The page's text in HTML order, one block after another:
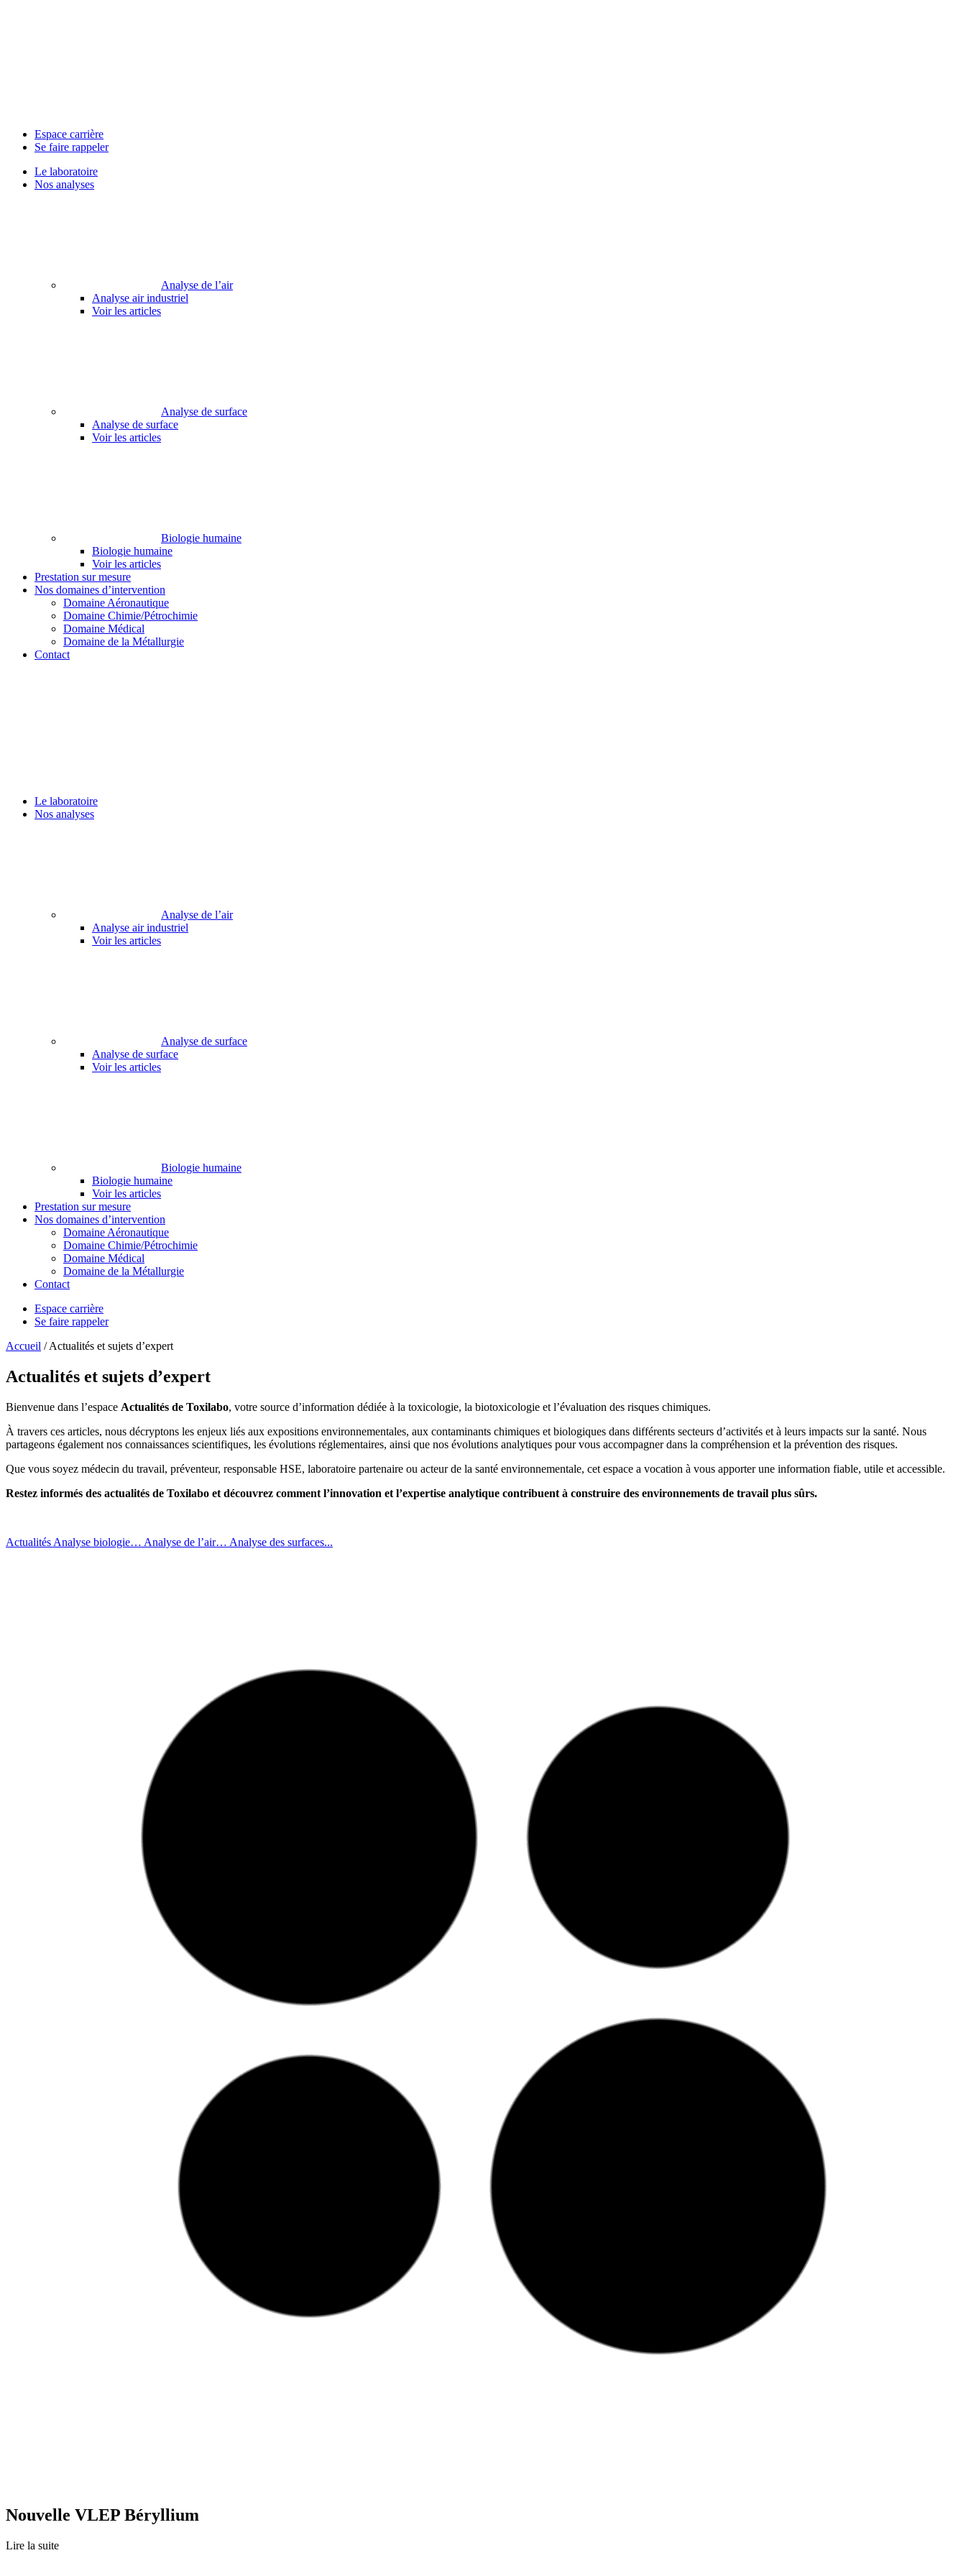
Espace carrière
Se faire rappeler
Le laboratoire
Nos analyses
Analyse de l’air
Analyse air industriel
Voir les articles
Analyse de surface
Analyse de surface
Voir les articles
Biologie humaine
Biologie humaine
Voir les articles
Prestation sur mesure
Nos domaines d’intervention
Domaine Aéronautique
Domaine Chimie/Pétrochimie
Domaine Médical
Domaine de la Métallurgie
Contact
Le laboratoire
Nos analyses
Analyse de l’air
Analyse air industriel
Voir les articles
Analyse de surface
Analyse de surface
Voir les articles
Biologie humaine
Biologie humaine
Voir les articles
Prestation sur mesure
Nos domaines d’intervention
Domaine Aéronautique
Domaine Chimie/Pétrochimie
Domaine Médical
Domaine de la Métallurgie
Contact
Espace carrière
Se faire rappeler
Accueil /Actualités et sujets d’expert
Actualités et sujets d’expert
Bienvenue dans l’espace Actualités de Toxilabo, votre source d’information dédiée à la toxicologie, la biotoxicologie et l’évaluation des risques chimiques.
À travers ces articles, nous décryptons les enjeux liés aux expositions environnementales, aux contaminants chimiques et biologiques dans différents secteurs d’activités et à leurs impacts sur la santé. Nous
partageons également nos connaissances scientifiques, les évolutions réglementaires, ainsi que nos évolutions analytiques pour vous accompagner dans la compréhension et la prévention des risques.
Que vous soyez médecin du travail, préventeur, responsable HSE, laboratoire partenaire ou acteur de la santé environnementale, cet espace a vocation à vous apporter une information fiable, utile et accessible.
Restez informés des actualités de Toxilabo et découvrez comment l’innovation et l’expertise analytique contribuent à construire des environnements de travail plus sûrs.
Actualités Analyse biologie… Analyse de l’air… Analyse des surfaces...
Nouvelle VLEP Béryllium
Lire la suite